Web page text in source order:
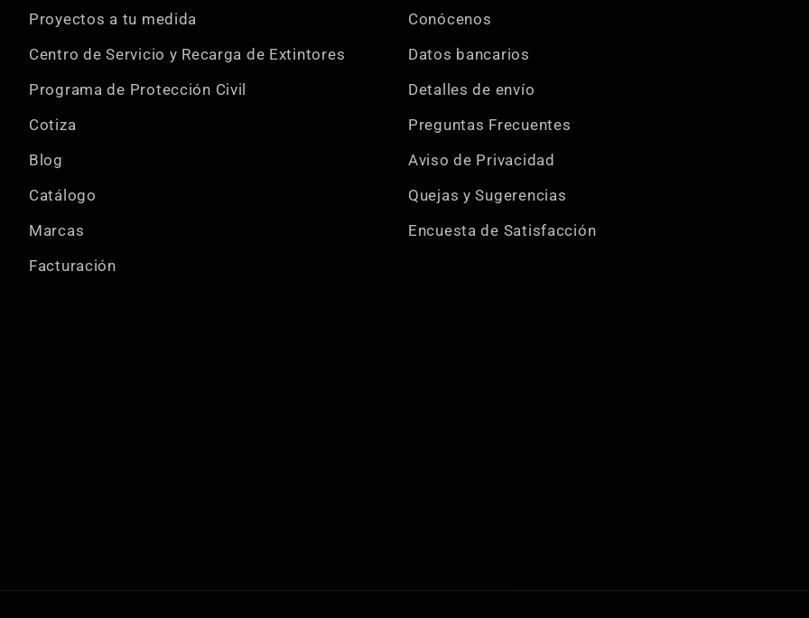
Proyectos a tu medida
Centro de Servicio y Recarga de Extintores
Programa de Protección Civil
Cotiza
Blog
Catálogo
Marcas
Facturación
Conócenos
Datos bancarios
Detalles de envío
Preguntas Frecuentes
Aviso de Privacidad
Quejas y Sugerencias
Encuesta de Satisfacción